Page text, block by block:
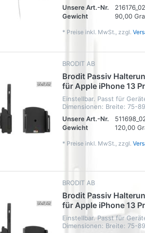
Unsere Art.-Nr.
Gewicht
90,00
* Preise inkl. MwSt., zzgl.
BRODIT AB
Brodit Passiv
für Apple iPhone 13
Einstellbar. Passt für
Dimensionen: Breite: 75-
Unsere Art.-Nr.
Gewicht
120,00
* Preise inkl. MwSt., zzgl.
BRODIT AB
Brodit Passiv
für Apple iPhone 13
Einstellbar. Passt für
Dimensionen: Breite: 75-